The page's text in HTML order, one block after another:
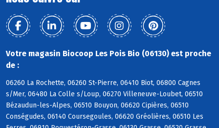
Votre magasin Biocoop Les Pois Bio (06130) est proche
de :
06260 La Rochette, 06260 St-Pierre, 06410 Biot, 06800 Cagnes
s/Mer, 06480 La Colle s/Loup, 06270 Villeneuve-Loubet, 06510
Bézaudun-les-Alpes, 06510 Bouyon, 06620 Cipières, 06510
Conségudes, 06140 Coursegoules, 06620 Gréolières, 06510 Les